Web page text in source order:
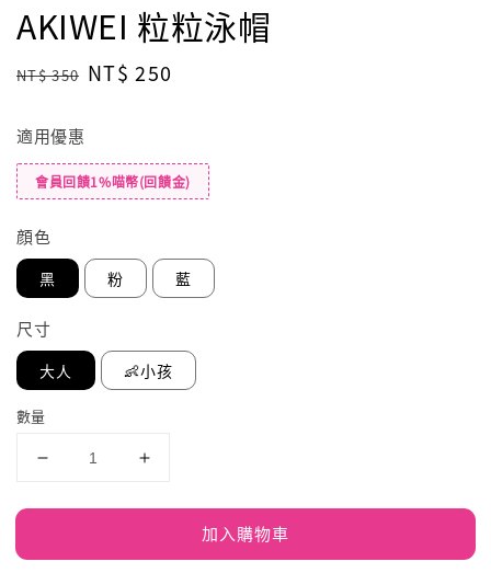
AKIWEI 粒粒泳帽
Regular
NT$ 350 Sale
NT$ 250
適用優惠
會員回饋1%喵幣(回饋金)
顔色
黑 粉 藍
尺寸
大人 👶小孩
數量
加入購物車